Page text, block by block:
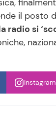
il posto
radio si
Instagram